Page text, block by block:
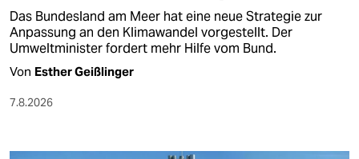
Das Bundesland am Meer hat eine neue Strategie zur
Anpassung an den Klimawandel vorgestellt. Der
Umweltminister fordert mehr Hilfe vom Bund.
Von Esther Geißlinger
7.8.2026